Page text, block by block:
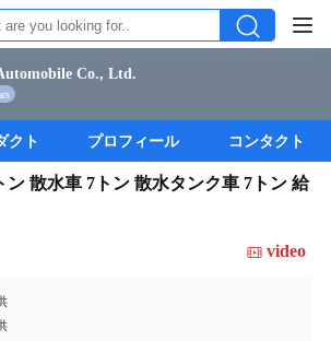
Co., Ltd.
クト プロフィール コンタクト
ン 散水車 7トン 散水タンク車 7トン 給
video